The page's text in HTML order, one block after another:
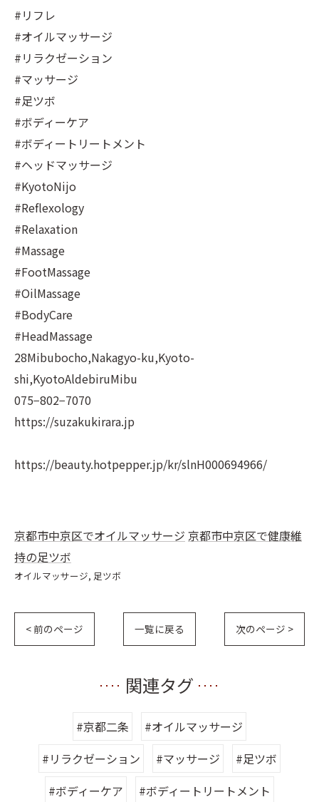
#リフレ
#オイルマッサージ
#リラクゼーション
#マッサージ
#足ツボ
#ボディーケア
#ボディートリートメント
#ヘッドマッサージ
#KyotoNijo
#Reflexology
#Relaxation
#Massage
#FootMassage
#OilMassage
#BodyCare
#HeadMassage
28Mibubocho,Nakagyo-ku,Kyoto-
shi,KyotoAldebiruMibu
075−802−7070
https://suzakukirara.jp
https://beauty.hotpepper.jp/kr/slnH000694966/
京都市中京区でオイルマッサージ 京都市中京区で健康維
持の足ツボ
オイルマッサージ 足ツボ
< 前のページ 一覧に戻る 次のページ >
関連タグ
#京都二条
#オイルマッサージ
#リラクゼーション
#マッサージ
#足ツボ
#ボディーケア
#ボディートリートメント